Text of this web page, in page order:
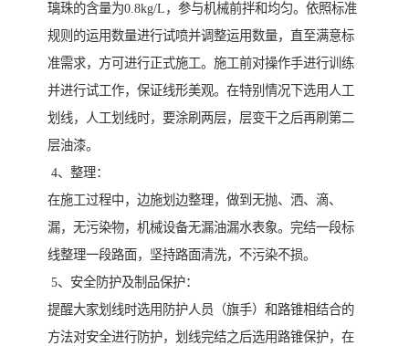
璃珠的含量为0.8kg/L，参与机械前拌和均匀。依照标准
规则的运用数量进行试喷并调整运用数量，直至满意标
准需求，方可进行正式施工。施工前对操作手进行训练
并进行试工作，保证线形美观。在特别情况下选用人工
划线，人工划线时，要涂刷两层，层变干之后再刷第二
层油漆。
4、整理：
在施工过程中，边施划边整理，做到无抛、洒、滴、
漏，无污染物，机械设备无漏油漏水表象。完结一段标
线整理一段路面，坚持路面清洗，不污染不损。
5、安全防护及制品保护：
提醒大家划线时选用防护人员（旗手）和路锥相结合的
方法对安全进行防护，划线完结之后选用路锥保护，在